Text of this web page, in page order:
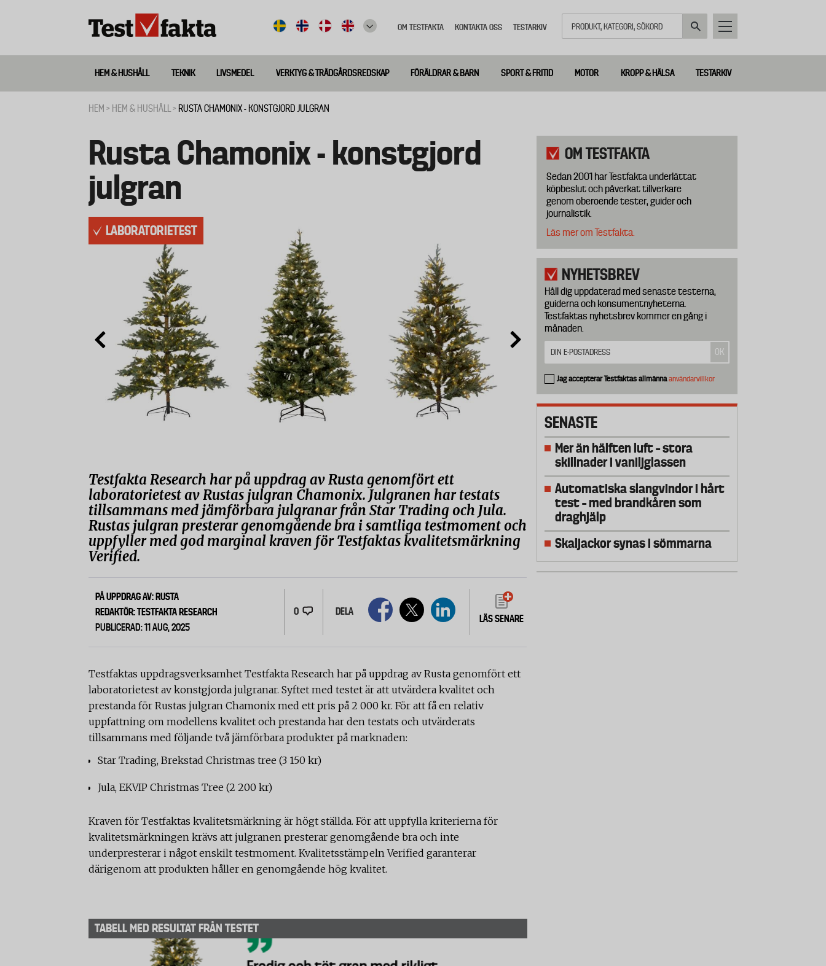
meny
OM TESTFAKTA KONTAKTA OSS TESTARKIV
Huvudmeny
ny
HEM & HUSHÅLL TEKNIK LIVSMEDEL VERKTYG & TRÄDGÅRDSREDSKAP FÖRÄLDRAR & BARN SPORT & FRITID MOTOR KROPP & HÄLSA TESTARKIV
HEM HEM & HUSHÅLL RUSTA CHAMONIX - KONSTGJORD JULGRAN
Rusta Chamonix - konstgjord
julgran
LABORATORIETEST
Testfakta Research har på uppdrag av Rusta genomfört ett
laboratorietest av Rustas julgran Chamonix. Julgranen har testats
tillsammans med jämförbara julgranar från Star Trading och Jula.
Rustas julgran presterar genomgående bra i samtliga testmoment och
uppfyller med god marginal kraven för Testfaktas kvalitetsmärkning
Verified.
PÅ UPPDRAG AV: RUSTA
REDAKTÖR: TESTFAKTA RESEARCH
PUBLICERAD: 11 AUG, 2025
0 DELA
LÄS SENARE
Testfaktas uppdragsverksamhet Testfakta Research har på uppdrag av Rusta genomfört ett
laboratorietest av konstgjorda julgranar. Syftet med testet är att utvärdera kvalitet och
prestanda för Rustas julgran Chamonix med ett pris på 2 000 kr. För att få en relativ
uppfattning om modellens kvalitet och prestanda har den testats och utvärderats
tillsammans med följande två jämförbara produkter på marknaden:
Star Trading, Brekstad Christmas tree (3 150 kr)
Jula, EKVIP Christmas Tree (2 200 kr)
Kraven för Testfaktas kvalitetsmärkning är högt ställda. För att uppfylla kriterierna för
kvalitetsmärkningen krävs att julgranen presterar genomgående bra och inte
underpresterar i något enskilt testmoment. Kvalitetsstämpeln Verified garanterar
därigenom att produkten håller en genomgående hög kvalitet.
TABELL MED RESULTAT FRÅN TESTET
OM TESTFAKTA
Sedan 2001 har Testfakta underlättat
köpbeslut och påverkat tillverkare
genom oberoende tester, guider och
journalistik.
Läs mer om Testfakta.
NYHETSBREV
Håll dig uppdaterad med senaste testerna,
guiderna och konsumentnyheterna.
Testfaktas nyhetsbrev kommer en gång i
månaden.
Jag accepterar Testfaktas allmännaanvändarvillkor
SENASTE
Mer än hälften luft – stora
skillnader i vaniljglassen
Automatiska slangvindor i hårt
test – med brandkåren som
draghjälp
Skaljackor synas i sömmarna